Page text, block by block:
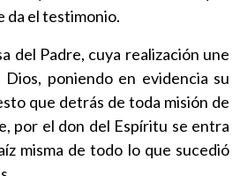
da el testimonio.
del Padre, cuya realización une
poniendo en evidencia su
que detrás de toda misión de
por el don del Espíritu se entra
misma de todo lo que sucedió